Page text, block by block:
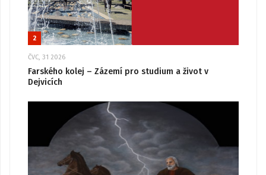
2
ČVC, 31 2026
Farského kolej – Zázemí pro studium a život v
Dejvicích